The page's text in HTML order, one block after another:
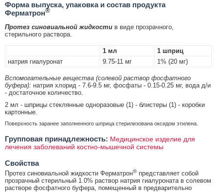
Форма выпуска, упаковка и состав продукта
Ферматрон®
Протез синовиальной жидкости в виде прозрачного,
стерильного раствора.
1 мл
1 шприц
натрия гиалуронат
9.75-11 мг 1% (20 мг)
Вспомогательные вещества (солевой раствор фосфатного
буфера): натрия хлорид - 7.6-9.5 мг, фосфаты - 0.15-0.25 мг, вода д/и
- достаточное количество.
2 мл - шприцы стеклянные одноразовые (1) - блистеры (1) - коробки
картонные.
Поверхность заранее заполненного шприца стерилизована оксидом этилена.
Групповая принадлежность: Медицинское изделие для
лечения заболеваний костно-мышечной системы
Свойства
Протез синовиальной жидкости Ферматрон® представляет собой
прозрачный стерильный 1.0% раствор натрия гиалуроната в солевом
растворе фосфатного буфера, помещенный в предварительно